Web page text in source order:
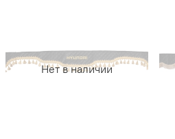
Нет в наличии